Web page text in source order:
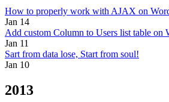
How to properly work with AJAX on
Jan 14
Add custom Column to Users list table on
Jan 11
Sart from data lose, Start from soul!
Jan 10
2013